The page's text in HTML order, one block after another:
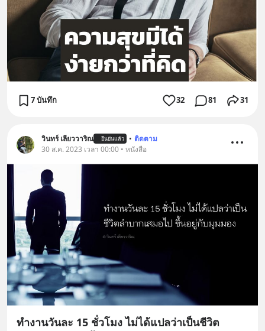
7 บันทึก 32 81 31
วินทร์ เลียววาริณ ยืนยันแล้ว • ติดตาม
30 ส.ค. 2023 เวลา 00:00 • หนังสือ
ทำงานวันละ 15 ชั่วโมง ไม่ได้แปลว่าเป็นชีวิต